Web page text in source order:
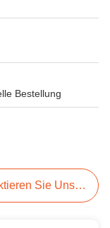
Bestellung
Sie Uns Jetzt